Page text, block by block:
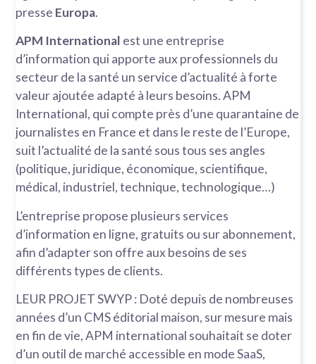
presse Europa.
APM International est une entreprise
d’information qui apporte aux professionnels du
secteur de la santé un service d’actualité à forte
valeur ajoutée adapté à leurs besoins. APM
International, qui compte près d’une quarantaine de
journalistes en France et dans le reste de l’Europe,
suit l’actualité de la santé sous tous ses angles
(politique, juridique, économique, scientifique,
médical, industriel, technique, technologique…)
L’entreprise propose plusieurs services
d’information en ligne, gratuits ou sur abonnement,
afin d’adapter son offre aux besoins de ses
différents types de clients.
LEUR PROJET SWYP : Doté depuis de nombreuses
années d’un CMS éditorial maison, sur mesure mais
en fin de vie, APM international souhaitait se doter
d’un outil de marché accessible en mode SaaS,